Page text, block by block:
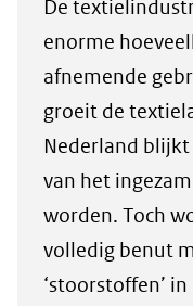
De
enorme
afnemende
groeit de
Nederland
van het
worden. Toch
volledig benut
‘stoorstoffen’